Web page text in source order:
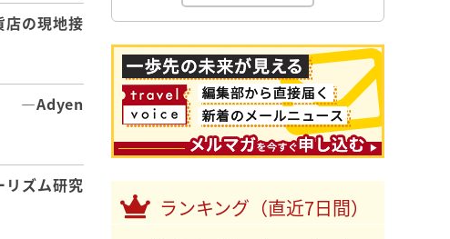
店の現地接
」 ―Adyen
ズム研究
ランキング（直近7日間）